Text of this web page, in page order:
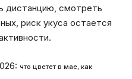
дистанцию, смотреть
риск укуса остается
что цветет в мае, как